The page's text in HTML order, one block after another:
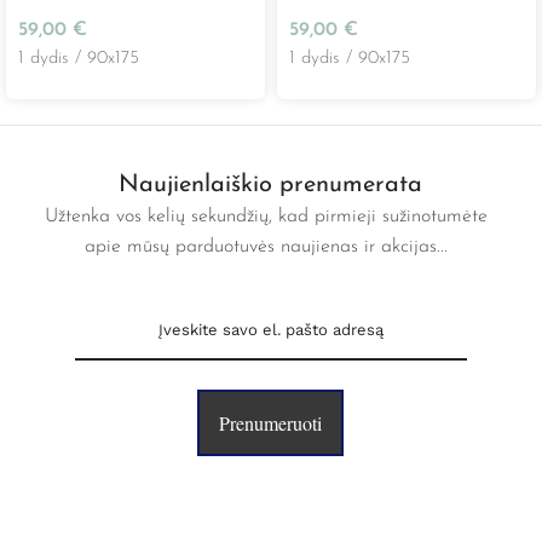
59,00 €
1 dydis / 90x175
59,00 €
1 dydis / 90x175
Naujienlaiškio prenumerata
Užtenka vos kelių sekundžių, kad pirmieji sužinotumėte
apie mūsų parduotuvės naujienas ir akcijas...
Prenumeruoti